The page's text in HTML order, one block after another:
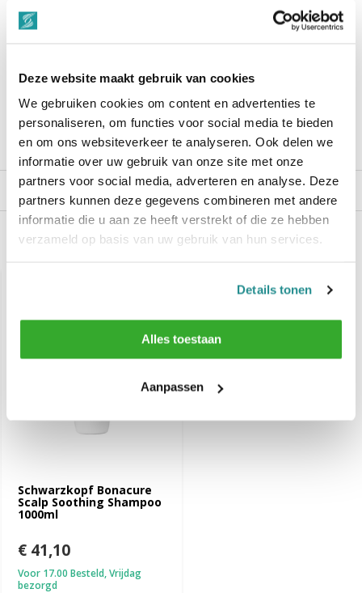
Deze website maakt gebruik van cookies
We gebruiken cookies om content en advertenties te
personaliseren, om functies voor social media te bieden
en om ons websiteverkeer te analyseren. Ook delen we
informatie over uw gebruik van onze site met onze
partners voor social media, adverteren en analyse. Deze
partners kunnen deze gegevens combineren met andere
informatie die u aan ze heeft verstrekt of die ze hebben
verzameld op basis van uw gebruik van hun services.
Details tonen
Alles toestaan
Aanpassen
uit 3000+ reviews
““Snelle levering , alles compleet, goed verpakt.””
Productomschrijving
Reviews
Recent bekeken
Schwarzkopf Bonacure
Scalp Soothing Shampoo
1000ml
€ 41,10
Voor 17.00 Besteld, Vrijdag
bezorgd